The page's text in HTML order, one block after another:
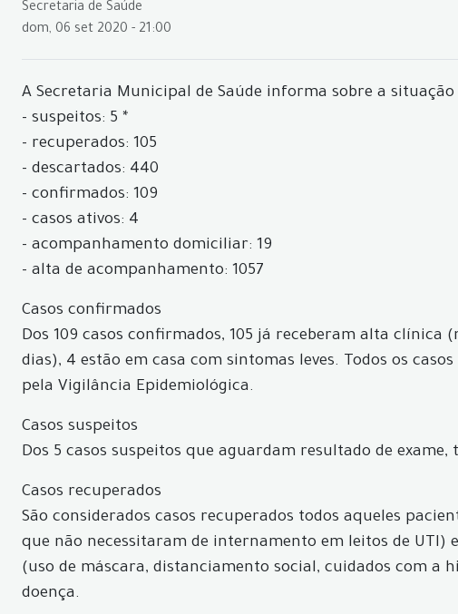
Secretaria de Saúde
dom, 06 set 2020 - 21:00
A Secretaria Municipal de Saúde informa sobre a situação
- suspeitos: 5 *
- recuperados: 105
- descartados: 440
- confirmados: 109
- casos ativos: 4
- acompanhamento domiciliar: 19
- alta de acompanhamento: 1057
Casos confirmados
Dos 109 casos confirmados, 105 já receberam alta
dias), 4 estão em casa com sintomas leves. Todos os
pela Vigilância Epidemiológica.
Casos suspeitos
Dos 5 casos suspeitos que aguardam resultado de
Casos recuperados
São considerados casos recuperados todos aqueles
que não necessitaram de internamento em leitos de UTI)
(uso de máscara, distanciamento social, cuidados com a
doença.